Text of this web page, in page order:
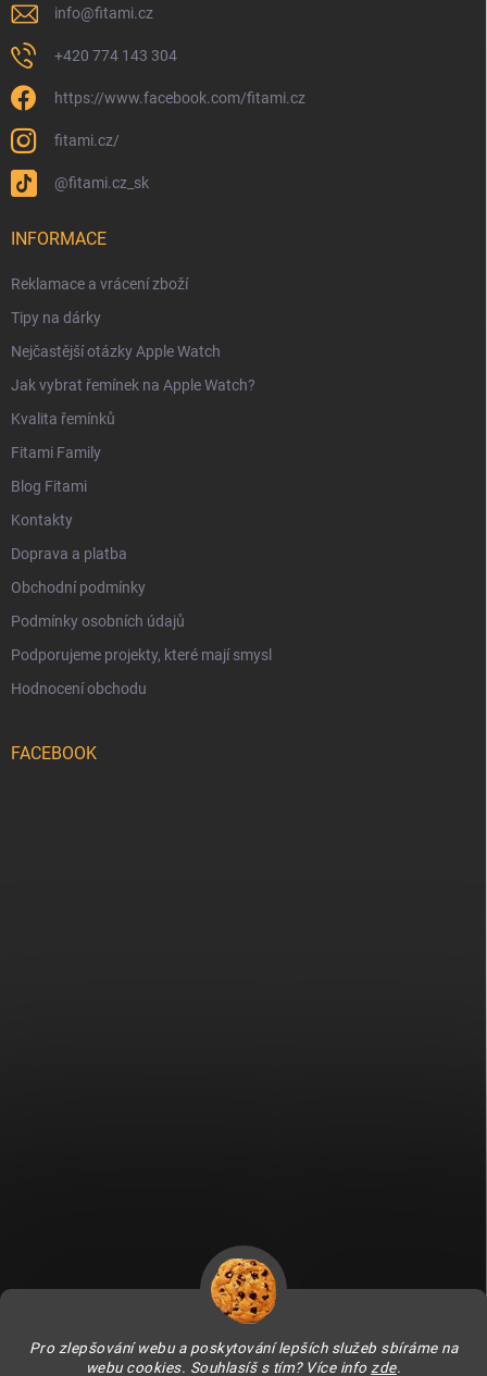
Pro zlepšování webu a poskytování lepších služeb sbíráme na
webu cookies. Souhlasíš s tím? Více info zde.
info@fitami.cz
+420 774 143 304
https://www.facebook.com/fitami.cz
fitami.cz/
@fitami.cz_sk
INFORMACE
Reklamace a vrácení zboží
Tipy na dárky
Nejčastější otázky Apple Watch
Jak vybrat řemínek na Apple Watch?
Kvalita řemínků
Fitami Family
Blog Fitami
Kontakty
Doprava a platba
Obchodní podmínky
Podmínky osobních údajů
Podporujeme projekty, které mají smysl
Hodnocení obchodu
FACEBOOK
Fitami.sk Fitami.hu